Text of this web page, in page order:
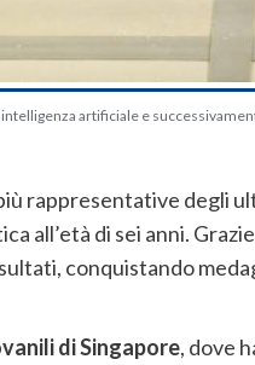
artificiale e
rappresentative degli
all’età di sei anni.
conquistando
di Singapore, dove